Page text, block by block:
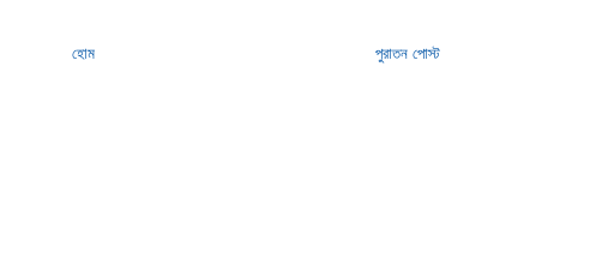
পুরাতন পোস্ট
হোম